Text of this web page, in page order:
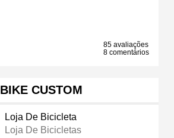
85 avaliações
8 comentários
BIKE CUSTOM
Loja De Bicicleta
Loja De Bicicletas